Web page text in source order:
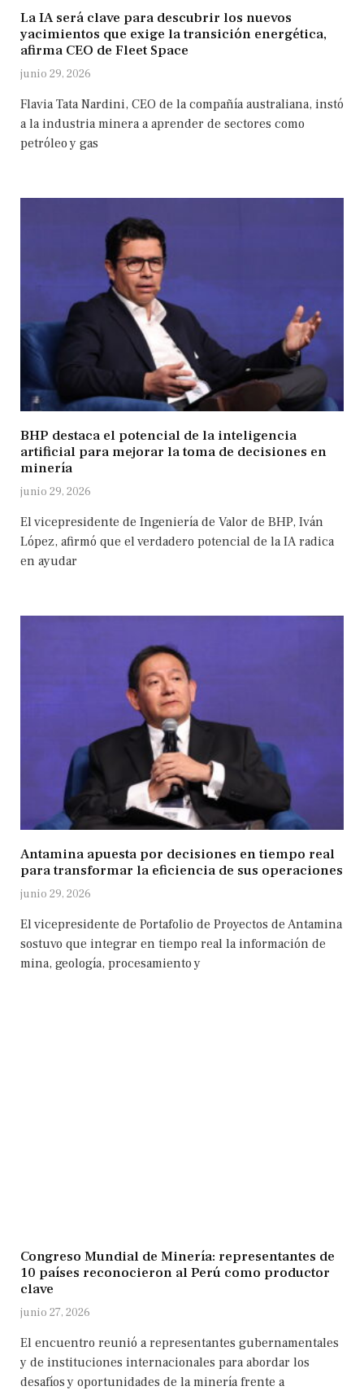
La IA será clave para descubrir los nuevos
yacimientos que exige la transición energética,
afirma CEO de Fleet Space
junio 29, 2026
Flavia Tata Nardini, CEO de la compañía australiana, instó
a la industria minera a aprender de sectores como
petróleo y gas
BHP destaca el potencial de la inteligencia
artificial para mejorar la toma de decisiones en
minería
junio 29, 2026
El vicepresidente de Ingeniería de Valor de BHP, Iván
López, afirmó que el verdadero potencial de la IA radica
en ayudar
Antamina apuesta por decisiones en tiempo real
para transformar la eficiencia de sus operaciones
junio 29, 2026
El vicepresidente de Portafolio de Proyectos de Antamina
sostuvo que integrar en tiempo real la información de
mina, geología, procesamiento y
Congreso Mundial de Minería: representantes de
10 países reconocieron al Perú como productor
clave
junio 27, 2026
El encuentro reunió a representantes gubernamentales
y de instituciones internacionales para abordar los
desafíos y oportunidades de la minería frente a